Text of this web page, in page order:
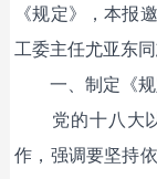
《规定》，本报
工委主任尤亚东
一、制定《规
党的十八大以
作，强调要坚持